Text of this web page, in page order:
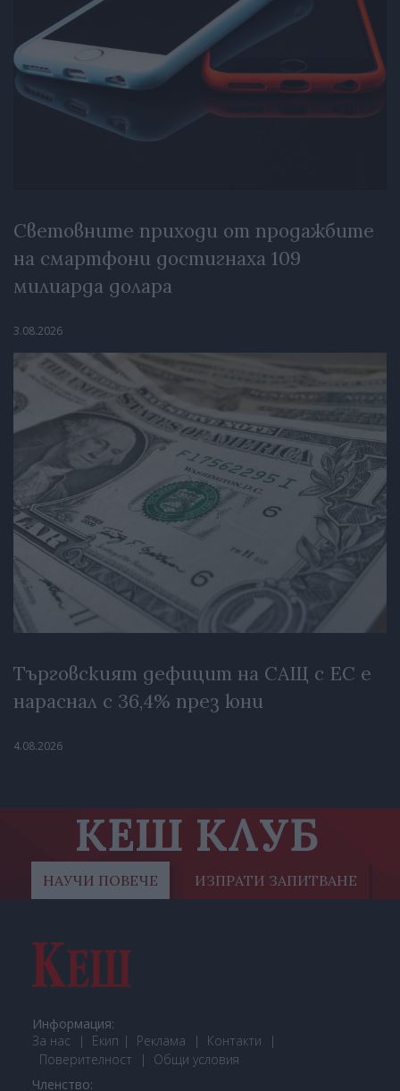
Световните приходи от продажбите
на смартфони достигнаха 109
милиарда долара
3.08.2026
Търговският дефицит на САЩ с ЕС е
нараснал с 36,4% през юни
4.08.2026
КЕШ КЛУБ
НАУЧИ ПОВЕЧЕ ИЗПРАТИ ЗАПИТВАНЕ
Информация:
За нас
Екип Реклама
Контакти
Поверителност
Общи условия
Членство: